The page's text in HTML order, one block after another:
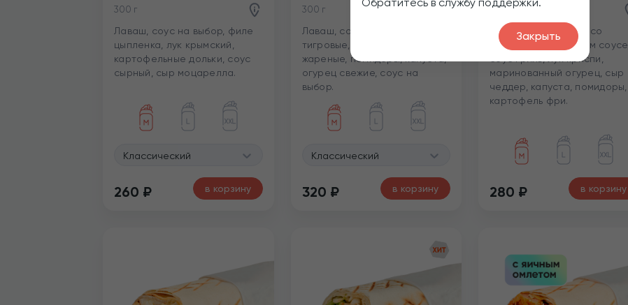
Закрыть
300 г
Лаваш, соус на выбор, филе
цыпленка, лук крымский,
картофельные дольки, соус
сырный, сыр моцарелла.
Классический
260 ₽ в корзину
300 г
Лаваш, соус том ям, креветки
тигровые, шампиньоны
жареные, помидоры, капуста,
огурец свежие, соус на
выбор.
Классический
320 ₽ в корзину
300 г
Лаваш, рубленое мясо
цыпленка в томатном соусе,
соус гриль, лук криспи,
маринованный огурец, сыр
чеддер, капуста, помидоры,
картофель фри.
280 ₽ в корзину